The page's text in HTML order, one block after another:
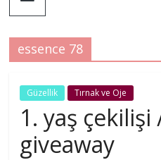
essence 78
Güzellik Tırnak ve Oje
1. yaş
giveaway